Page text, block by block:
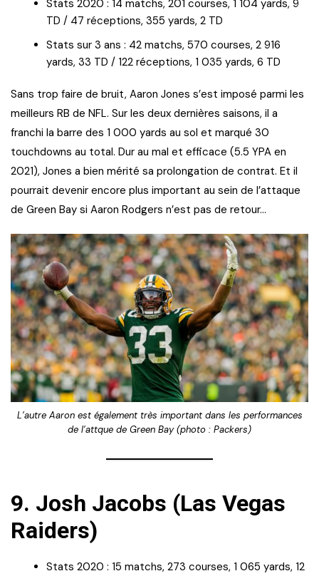
Stats 2020 : 14 matchs, 201 courses, 1 104 yards, 9
TD / 47 réceptions, 355 yards, 2 TD
Stats sur 3 ans : 42 matchs, 570 courses, 2 916
yards, 33 TD / 122 réceptions, 1 035 yards, 6 TD
Sans trop faire de bruit, Aaron Jones s’est imposé parmi les
meilleurs RB de NFL. Sur les deux dernières saisons, il a
franchi la barre des 1 000 yards au sol et marqué 30
touchdowns au total. Dur au mal et efficace (5.5 YPA en
2021), Jones a bien mérité sa prolongation de contrat. Et il
pourrait devenir encore plus important au sein de l’attaque
de Green Bay si Aaron Rodgers n’est pas de retour…
L’autre Aaron est également très important dans les performances
de l’attque de Green Bay (photo : Packers)
9. Josh Jacobs (Las Vegas
Raiders)
Stats 2020 : 15 matchs, 273 courses, 1 065 yards, 12